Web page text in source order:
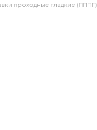
8:30-20:00
проходные гладкие (ПППГ)